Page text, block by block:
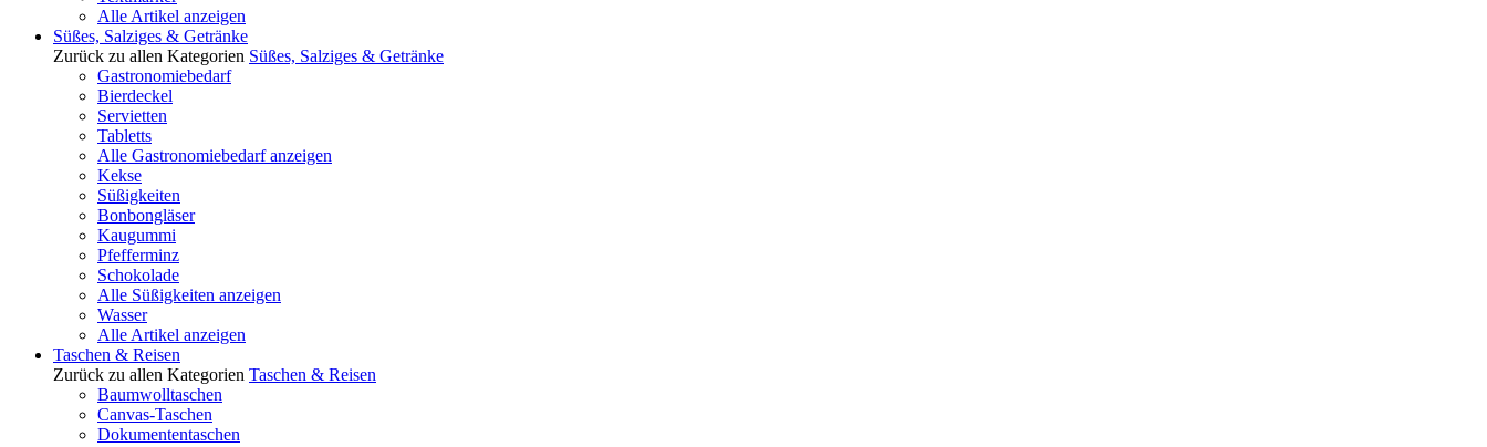
Alle Artikel anzeigen
Süßes, Salziges & Getränke
Zurück zu allen Kategorien Süßes, Salziges & Getränke
Gastronomiebedarf
Bierdeckel
Servietten
Tabletts
Alle Gastronomiebedarf anzeigen
Kekse
Süßigkeiten
Bonbongläser
Kaugummi
Pfefferminz
Schokolade
Alle Süßigkeiten anzeigen
Wasser
Alle Artikel anzeigen
Taschen & Reisen
Zurück zu allen Kategorien Taschen & Reisen
Baumwolltaschen
Canvas-Taschen
Dokumententaschen